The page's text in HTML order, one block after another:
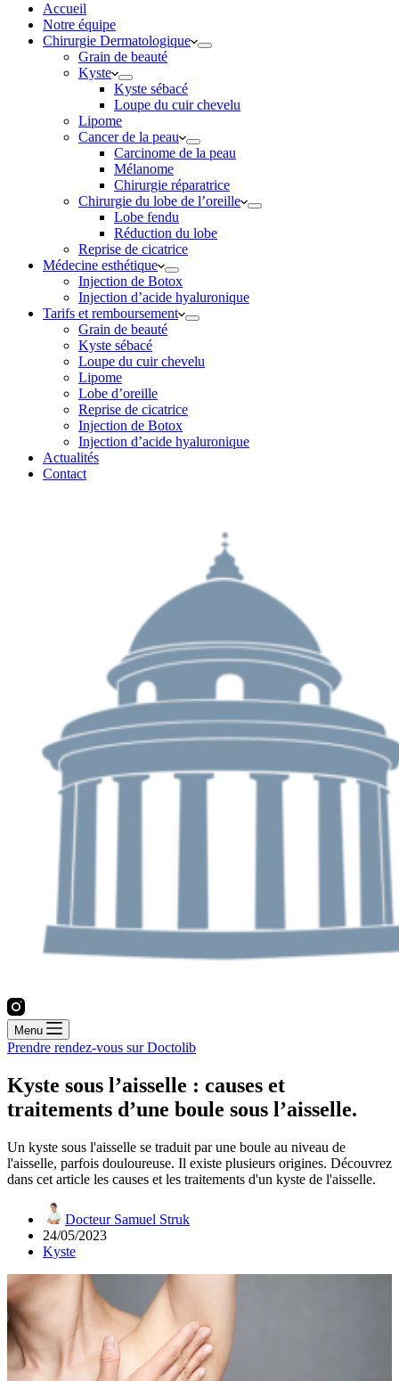
Accueil
Notre équipe
Chirurgie Dermatologique
Grain de beauté
Kyste
Kyste sébacé
Loupe du cuir chevelu
Lipome
Cancer de la peau
Carcinome de la peau
Mélanome
Chirurgie réparatrice
Chirurgie du lobe de l’oreille
Lobe fendu
Réduction du lobe
Reprise de cicatrice
Médecine esthétique
Injection de Botox
Injection d’acide hyaluronique
Tarifs et remboursement
Grain de beauté
Kyste sébacé
Loupe du cuir chevelu
Lipome
Lobe d’oreille
Reprise de cicatrice
Injection de Botox
Injection d’acide hyaluronique
Actualités
Contact
Menu
Prendre rendez-vous sur Doctolib
Kyste sous l’aisselle : causes et
traitements d’une boule sous l’aisselle.
Un kyste sous l'aisselle se traduit par une boule au niveau de
l'aisselle, parfois douloureuse. Il existe plusieurs origines. Découvrez
dans cet article les causes et les traitements d'un kyste de l'aisselle.
Docteur Samuel Struk
24/05/2023
Kyste